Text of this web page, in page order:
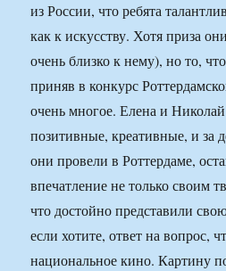
из России, что ребята
как к искусству. Хотя приза
очень близко к нему), но то,
приняв в конкурс
очень многое. Елена и
позитивные, креативные, и за
они провели в Роттердаме,
впечатление не только своим
что достойно представили
если хотите, ответ на вопрос,
национальное кино. Картину